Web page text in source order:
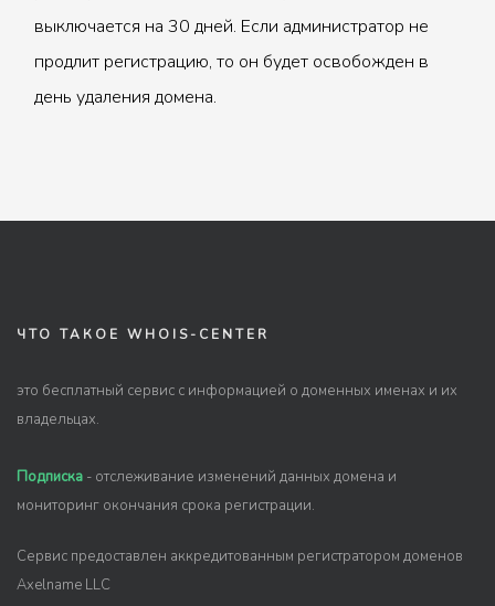
выключается на 30 дней. Если администратор не
продлит регистрацию, то он будет освобожден в
день удаления домена.
ЧТО ТАКОЕ WHOIS-CENTER
это бесплатный сервис с информацией о доменных именах и их
владельцах.
Подписка - отслеживание изменений данных домена и
мониторинг окончания срока регистрации.
Сервис предоставлен аккредитованным регистратором доменов
Axelname LLC